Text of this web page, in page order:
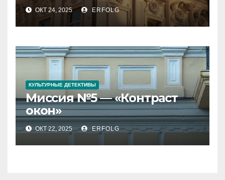
ОКТ 24, 2025 ERFOLG
КУЛЬТУРНЫЕ ДЕТЕКТИВЫ
Миссия №5 — «Контраст
окон»
ОКТ 22, 2025 ERFOLG